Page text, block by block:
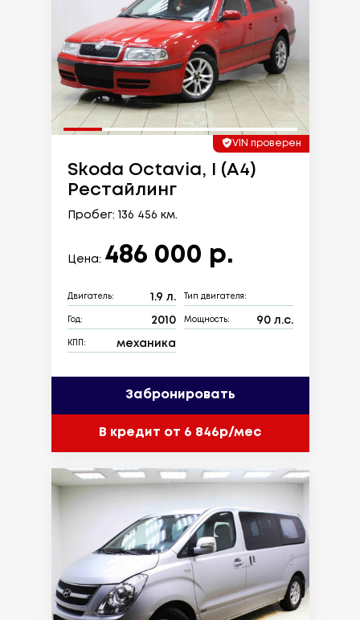
VIN проверен
Skoda Octavia, I (A4)
Рестайлинг
Пробег: 136 456 км.
Цена: 486 000 р.
Двигатель: 1.9 л. Тип двигателя:
Год: 2010 Мощность: 90 л.с.
КПП: механика
Забронировать
В кредит от 6 846р/мес